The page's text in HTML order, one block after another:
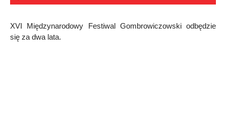
XVI Międzynarodowy Festiwal Gombrowiczowski odbędzie
się za dwa lata.